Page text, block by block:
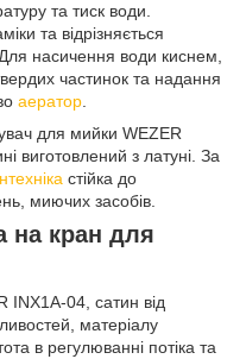
та тиск води.
та відрізняється
насичення води киснем,
частинок та надання
аератор.
для мийки WEZER
виготовлений з латуні. За
стійка до
миючих засобів.
на кран для
INX1A-04, сатин від
матеріалу
в регулюванні потіка та